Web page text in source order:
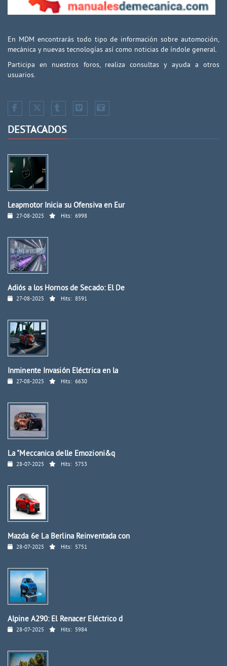
En MDM encontrarás todo tipo de información sobre automoción,
mecánica y nuevas tecnologías así como noticias de índole general.
Participa en nuestros foros, realiza consultas y ayuda a otros
usuarios.
DESTACADOS
Leapmotor Inicia su Ofensiva en Eur
27-08-2025 Hits: 6998
Adiós a los Hornos de Secado: El De
27-08-2025 Hits: 8591
Inminente Invasión Eléctrica en la
27-08-2025 Hits: 6630
La "Meccanica delle Emozioni&q
28-07-2025 Hits: 5753
Mazda 6e La Berlina Reinventada con
28-07-2025 Hits: 5751
Alpine A290: El Renacer Eléctrico d
28-07-2025 Hits: 5984